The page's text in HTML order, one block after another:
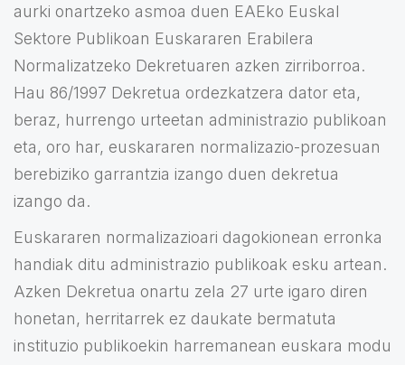
aurki onartzeko asmoa duen EAEko Euskal
Sektore Publikoan Euskararen Erabilera
Normalizatzeko Dekretuaren azken zirriborroa.
Hau 86/1997 Dekretua ordezkatzera dator eta,
beraz, hurrengo urteetan administrazio publikoan
eta, oro har, euskararen normalizazio-prozesuan
berebiziko garrantzia izango duen dekretua
izango da.
Euskararen normalizazioari dagokionean erronka
handiak ditu administrazio publikoak esku artean.
Azken Dekretua onartu zela 27 urte igaro diren
honetan, herritarrek ez daukate bermatuta
instituzio publikoekin harremanean euskara modu